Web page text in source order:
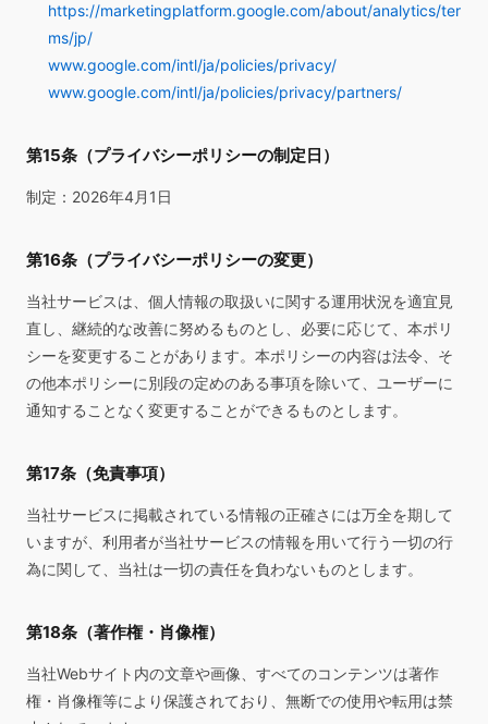
https://marketingplatform.google.com/about/analytics/ter
ms/jp/
www.google.com/intl/ja/policies/privacy/
www.google.com/intl/ja/policies/privacy/partners/
第15条（プライバシーポリシーの制定日）
制定：2026年4月1日
第16条（プライバシーポリシーの変更）
当社サービスは、個人情報の取扱いに関する運用状況を適宜見
直し、継続的な改善に努めるものとし、必要に応じて、本ポリ
シーを変更することがあります。本ポリシーの内容は法令、そ
の他本ポリシーに別段の定めのある事項を除いて、ユーザーに
通知することなく変更することができるものとします。
第17条（免責事項）
当社サービスに掲載されている情報の正確さには万全を期して
いますが、利用者が当社サービスの情報を用いて行う一切の行
為に関して、当社は一切の責任を負わないものとします。
第18条（著作権・肖像権）
当社Webサイト内の文章や画像、すべてのコンテンツは著作
権・肖像権等により保護されており、無断での使用や転用は禁